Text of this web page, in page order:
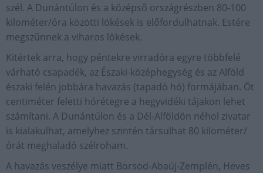
szél. A Dunántúlon és a középső országrészben 80-100
kilométer/óra közötti lökések is előfordulhatnak. Estére
megszűnnek a viharos lökések.
Kitértek arra, hogy péntekre virradóra egyre többfelé
várható csapadék, az Északi-középhegység és az Alföld
északi felén jobbára havazás (tapadó hó) formájában. Öt
centiméter feletti hórétegre a hegyvidéki tájakon lehet
számítani. A Dunántúlon és a Dél-Alföldön néhol zivatar
is kialakulhat, amelyhez szintén társulhat 80 kilométer/
órát meghaladó szélroham.
A havazás veszélye miatt Borsod-Abaúj-Zemplén, Heves